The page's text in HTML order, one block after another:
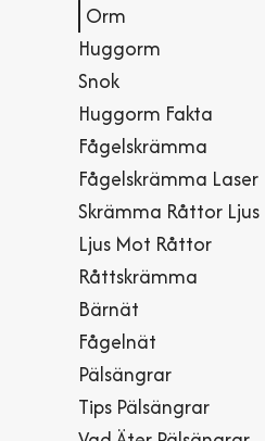
Orm
Huggorm
Snok
Huggorm Fakta
Fågelskrämma
Fågelskrämma Laser
Skrämma Råttor Ljus
Ljus Mot Råttor
Råttskrämma
Bärnät
Fågelnät
Pälsängrar
Tips Pälsängrar